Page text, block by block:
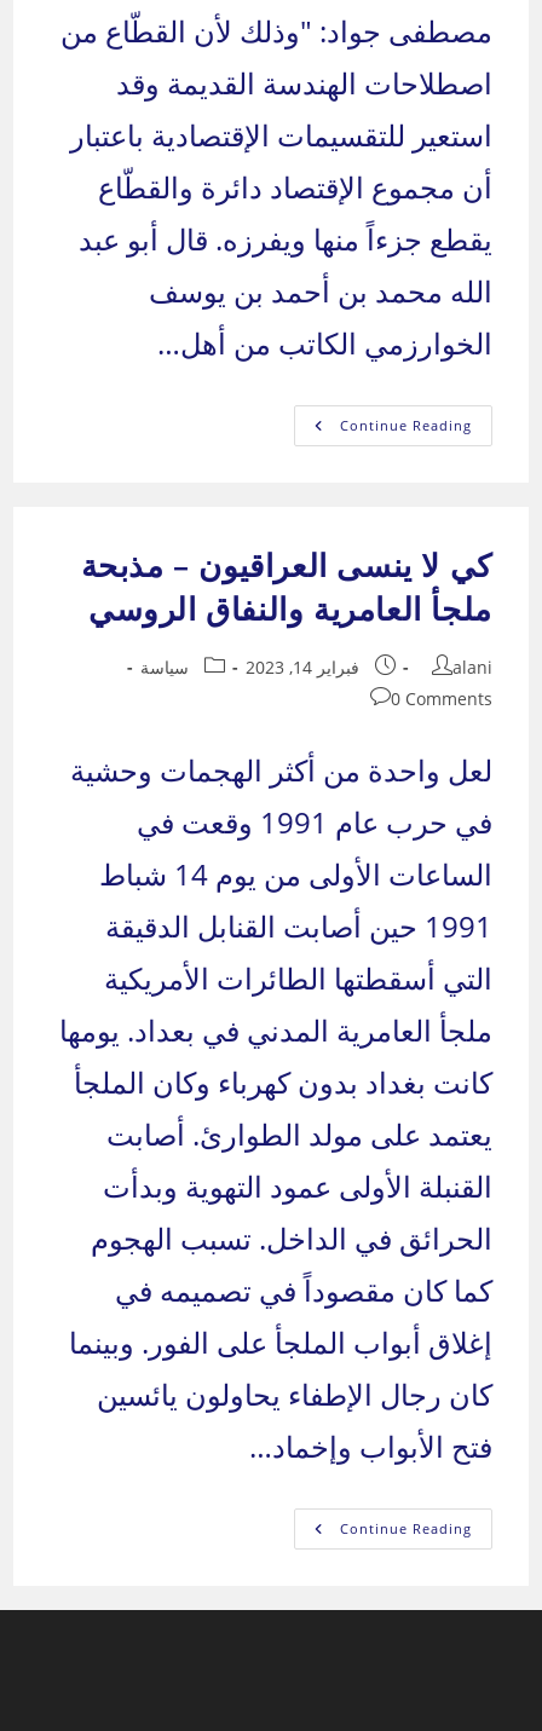
مصطفى جواد: "وذلك لأن القطّاع من
اصطلاحات الهندسة القديمة وقد
استعير للتقسيمات الإقتصادية باعتبار
أن مجموع الإقتصاد دائرة والقطّاع
يقطع جزءاً منها ويفرزه. قال أبو عبد
الله محمد بن أحمد بن يوسف
الخوارزمي الكاتب من أهل…
Continue Readingقل
ولا
المائة
كي لا ينسى العراقيون – مذبحة
ملجأ العامرية والنفاق الروسي
Post
author:
alani
Post
published:
فبراير 14, 2023
Post
سياسة
Post
0 Comments
لعل واحدة من أكثر الهجمات وحشية
في حرب عام 1991 وقعت في
الساعات الأولى من يوم 14 شباط
1991 حين أصابت القنابل الدقيقة
التي أسقطتها الطائرات الأمريكية
ملجأ العامرية المدني في بعداد. يومها
كانت بغداد بدون كهرباء وكان الملجأ
يعتمد على مولد الطوارئ. أصابت
القنبلة الأولى عمود التهوية وبدأت
الحرائق في الداخل. تسبب الهجوم
كما كان مقصوداً في تصميمه في
إغلاق أبواب الملجأ على الفور. وبينما
كان رجال الإطفاء يحاولون يائسين
فتح الأبواب وإخماد…
Continue Readingكي
لا
مذبحة